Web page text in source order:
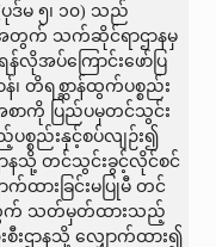
မ ၅၊ ၁၀) သည်
တွက် သက်ဆိုင်ရာဌာနမှ
အပ်ကြောင်းဖော်ပြ
၊ တိရစ္ဆာန်ထွက်ပစ္စည်း
ာကို ပြည်ပမှတင်သွင်း
စည်းနှင့်စပ်လျဉ်း၍
နသို့ တင်သွင်းခွင့်လိုင်စင်
ထားခြင်းမပြုမီ တင်
တွက် သတ်မှတ်ထားသည့်
းဌာနသို့ လျှောက်ထား၍